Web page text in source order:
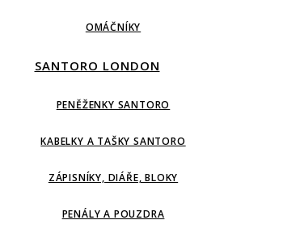
OMÁČNÍKY
SANTORO LONDON
PENĚŽENKY SANTORO
KABELKY A TAŠKY SANTORO
ZÁPISNÍKY, DIÁŘE, BLOKY
PENÁLY A POUZDRA